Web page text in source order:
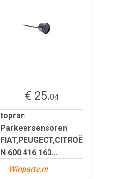
€ 25.04
topran
Parkeersensoren
FIAT,PEUGEOT,CITROË
N 600 416 160...
Winparts.nl